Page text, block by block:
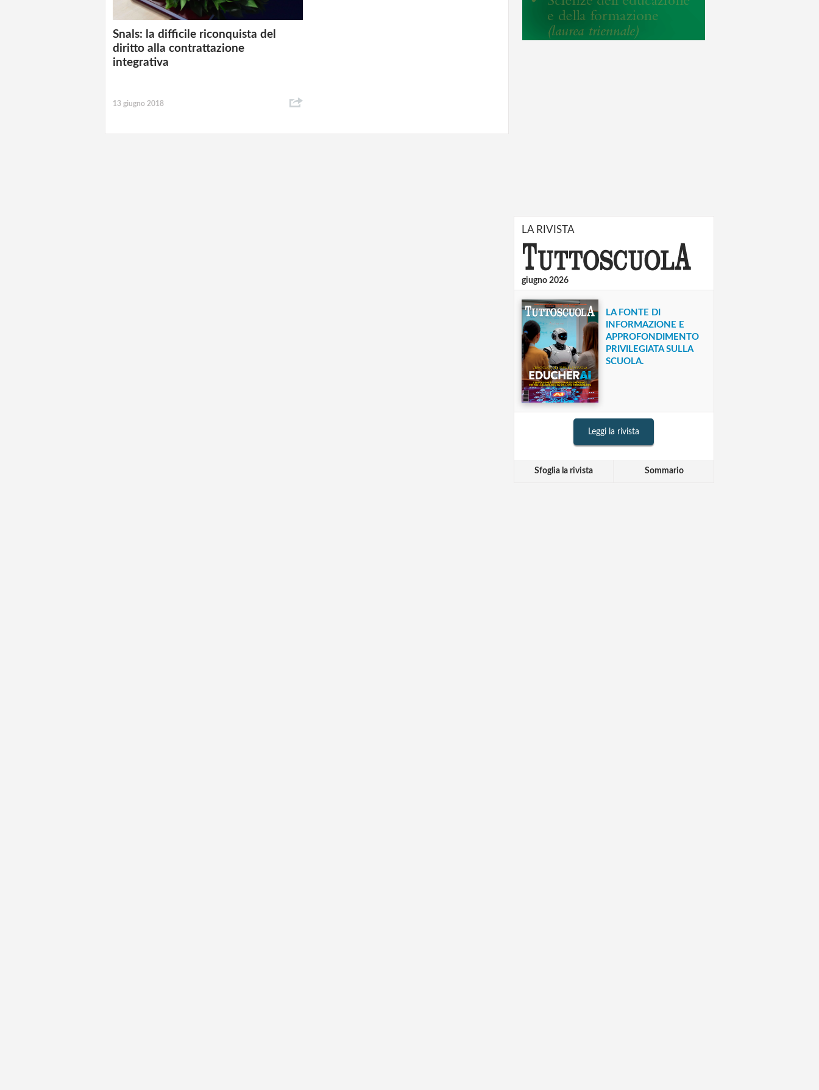
Snals: la difficile riconquista del
diritto alla contrattazione
integrativa
13 giugno 2018
LA RIVISTA
giugno 2026
LA FONTE DI
INFORMAZIONE E
APPROFONDIMENTO
PRIVILEGIATA SULLA
SCUOLA.
Leggi la rivista
Sfoglia la rivista Sommario